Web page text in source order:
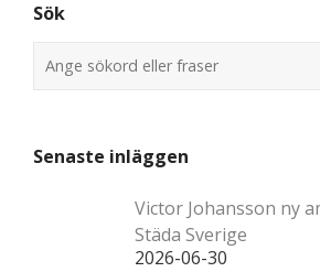
Sök
Senaste inläggen
Victor Johansson ny
Städa Sverige
2026-06-30